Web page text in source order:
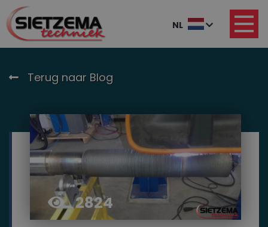
Terug naar Blog
2824
NL